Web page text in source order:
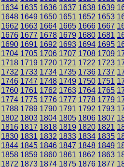
1634 1635 1636 1637 1638 1639
1648 1649 1650 1651 1652 1653
1662 1663 1664 1665 1666 1667
1676 1677 1678 1679 1680 1681
1690 1691 1692 1693 1694 1695
1704 1705 1706 1707 1708 1709
1718 1719 1720 1721 1722 1723
1732 1733 1734 1735 1736 1737
1746 1747 1748 1749 1750 1751
1760 1761 1762 1763 1764 1765
1774 1775 1776 1777 1778 1779
1788 1789 1790 1791 1792 1793
1802 1803 1804 1805 1806 1807
1816 1817 1818 1819 1820 1821
1830 1831 1832 1833 1834 1835
1844 1845 1846 1847 1848 1849
1858 1859 1860 1861 1862 1863
1872 1873 1874 1875 1876 1877